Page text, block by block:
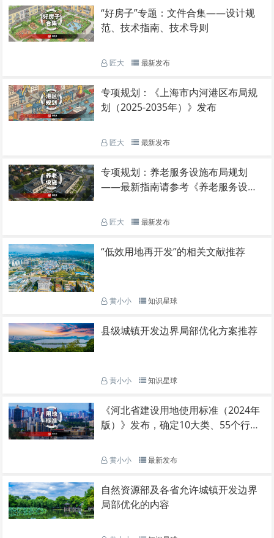
“好房子”专题：文件合集——设计规
范、技术指南、技术导则
匠大 最新发布
专项规划：《上海市内河港区布局规
划（2025-2035年）》发布
匠大 最新发布
专项规划：养老服务设施布局规划
——最新指南请参考《养老服务设施
5年7月）》
匠大 最新发布
“低效用地再开发”的相关文献推荐
黄小小 知识星球
县级城镇开发边界局部优化方案推荐
黄小小 知识星球
《河北省建设用地使用标准（2024年
版）》发布，确定10大类、55个行业
黄小小 最新发布
自然资源部及各省允许城镇开发边界
局部优化的内容